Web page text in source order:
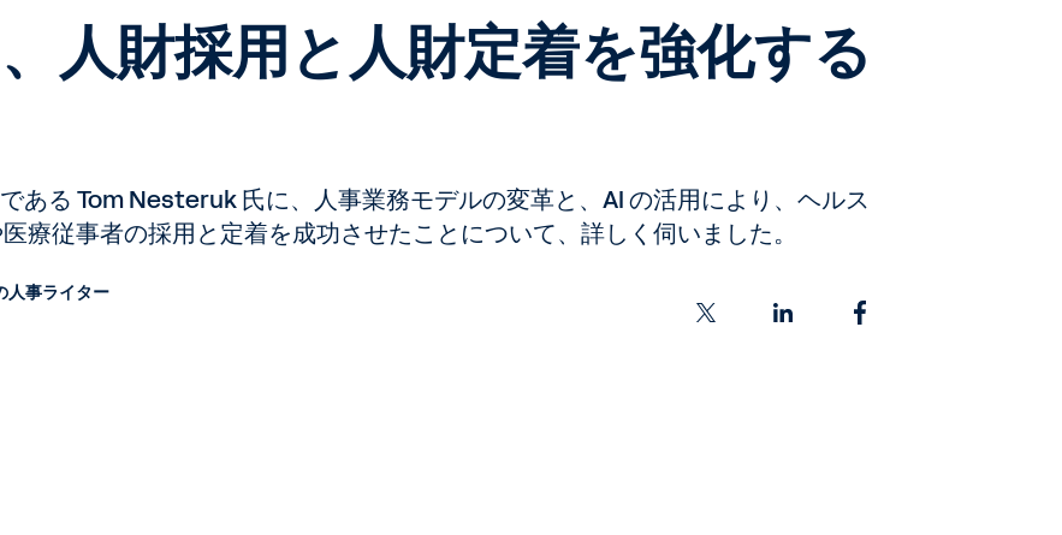
人財採用と人財定着を強化する
る Tom Nesteruk 氏に、人事業務モデルの変革と、AI の活用により、ヘルス
療従事者の採用と定着を成功させたことについて、詳しく伺いました。
事ライター